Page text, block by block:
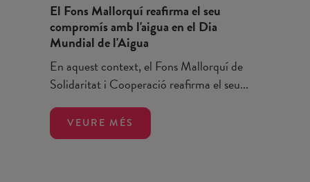
El Fons Mallorquí reafirma el seu
compromís amb l'aigua en el Dia
Mundial de l'Aigua
En aquest context, el Fons Mallorquí de
Solidaritat i Cooperació reafirma el seu...
VEURE MÉS